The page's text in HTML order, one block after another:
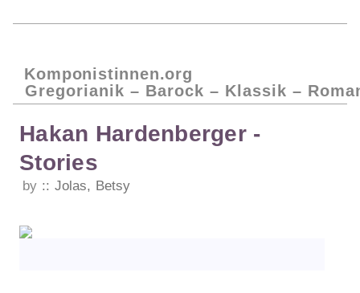
Komponistinnen.org
Gregorianik – Barock – Klassik –
Hakan Hardenberger -
Stories
by Jolas, Betsy